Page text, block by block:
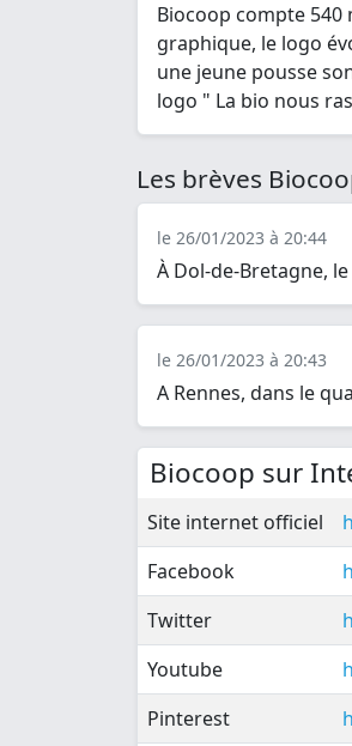
Biocoop compte
graphique, le logo
une jeune pousse
logo " La bio nous
Les brèves
le 26/01/2023 à 20:44
À Dol-de-Bretagne,
le 26/01/2023 à 20:43
A Rennes, dans le
Biocoop sur
Site internet officiel
Facebook
Twitter
Youtube
Pinterest